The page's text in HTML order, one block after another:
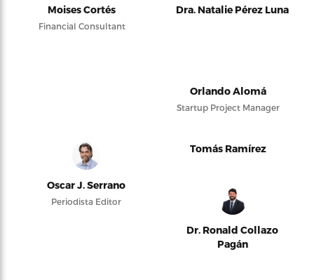
Moises Cortés
Financial Consultant
Dra. Natalie Pérez Luna
Orlando Alomá
Startup Project Manager
Oscar J. Serrano
Periodista Editor
Tomás Ramírez
Dr. Ronald Collazo
Pagán